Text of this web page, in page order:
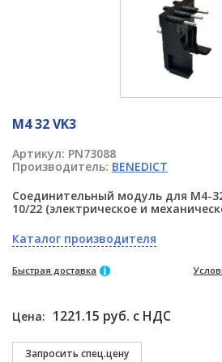
M4 32 VK3
Артикул: PN73088
Производитель: BENEDICT
Соединительный модуль для M4-
10/22 (электрическое и
Каталог производителя
Быстрая доставка
Цена: 1221.15 руб. с НДС